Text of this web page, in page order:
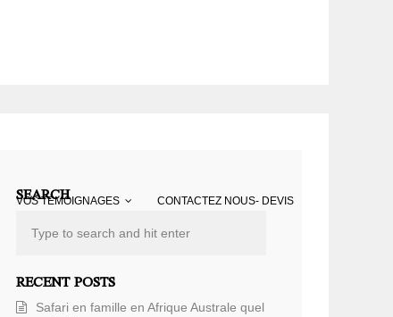
VOS TÉMOIGNAGES CONTACTEZ NOUS- DEVIS
SEARCH
RECENT POSTS
Safari en famille en Afrique Australe quel